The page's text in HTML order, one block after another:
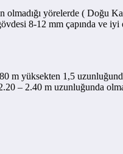
yörelerde ( Doğu
8-12 mm çapında ve
m yüksekten 1,5
– 2.40 m uzunluğunda